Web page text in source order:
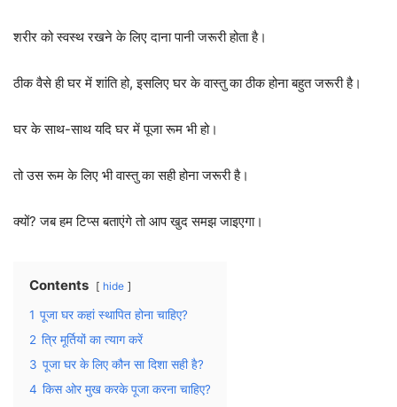
शरीर को स्वस्थ रखने के लिए दाना पानी जरूरी होता है।
ठीक वैसे ही घर में शांति हो, इसलिए घर के वास्तु का ठीक होना बहुत जरूरी है।
घर के साथ-साथ यदि घर में पूजा रूम भी हो।
तो उस रूम के लिए भी वास्तु का सही होना जरूरी है।
क्यों? जब हम टिप्स बताएंगे तो आप खुद समझ जाइएगा।
Contents hide
1 पूजा घर कहां स्थापित होना चाहिए?
2 त्रि मूर्तियों का त्याग करें
3 पूजा घर के लिए कौन सा दिशा सही है?
4 किस ओर मुख करके पूजा करना चाहिए?